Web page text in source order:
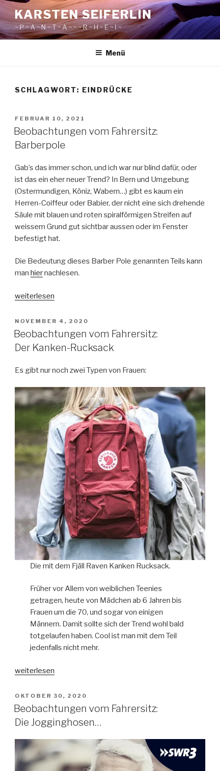
Zum
Inhalt
springen
KARSTEN SEIFERLIN
~ P ~ A ~ N ~ T ~ A ~ ~ ~ R ~ H ~ E ~ I ~
Menü
SCHLAGWORT: EINDRÜCKE
VERÖFFENTLICHT
AM
FEBRUAR 10, 2021
Beobachtungen vom Fahrersitz:
Barberpole
Gab’s das immer schon, und ich war nur blind dafür, oder
ist das ein eher neuer Trend? In Bern und Umgebung
(Ostermundigen, Köniz, Wabern…) gibt es kaum ein
Herren-Coiffeur oder Babier, der nicht eine sich drehende
Säule mit blauen und roten spiralförmigen Streifen auf
weissem Grund gut sichtbar aussen oder im Fenster
befestigt hat.
Die Bedeutung dieses Barber Pole genannten Teils kann
man hiernachlesen.
„Beobachtungen
Fahrersitz:
Barberpole“
weiterlesen
VERÖFFENTLICHT
AM
NOVEMBER 4, 2020
Beobachtungen vom Fahrersitz:
Der Kanken-Rucksack
Es gibt nur noch zwei Typen von Frauen:
Die mit dem Fjäll Raven Kanken Rucksack.
Früher vor Allem von weiblichen Teenies
getragen, heute von Mädchen ab 6 Jahren bis
Frauen um die 70, und sogar von einigen
Männern. Damit sollte sich der Trend wohl bald
totgelaufen haben. Cool ist man mit dem Teil
jedenfalls nicht mehr.
„Beobachtungen
Fahrersitz:
Der
Kanken-
Rucksack“
weiterlesen
VERÖFFENTLICHT
AM
OKTOBER 30, 2020
Beobachtungen vom Fahrersitz:
Die Jogginghosen…